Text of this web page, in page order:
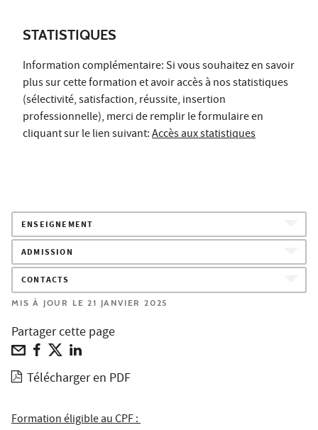
STATISTIQUES
Information complémentaire: Si vous souhaitez en savoir
plus sur cette formation et avoir accès à nos statistiques
(sélectivité, satisfaction, réussite, insertion
professionnelle), merci de remplir le formulaire en
cliquant sur le lien suivant:Accès aux statistiques
ENSEIGNEMENT
ADMISSION
CONTACTS
MIS À JOUR LE 21 JANVIER 2025
Partager cette page
Télécharger en PDF
Formation éligible au CPF :